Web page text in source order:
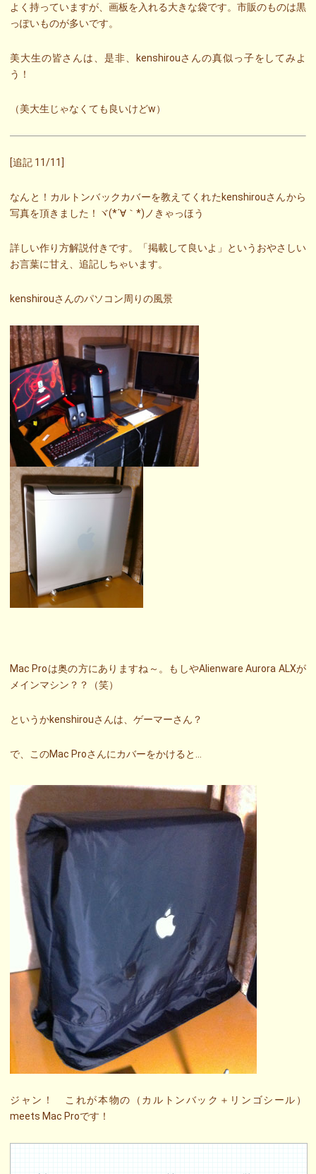
よく持っていますが、画板を入れる大きな袋です。市販のものは黒
っぽいものが多いです。
美大生の皆さんは、是非、kenshirouさんの真似っ子をしてみよ
う！
（美大生じゃなくても良いけどw）
[追記 11/11]
なんと！カルトンバックカバーを教えてくれたkenshirouさんから
写真を頂きました！ヾ(*´∀｀*)ノきゃっほう
詳しい作り方解説付きです。「掲載して良いよ」というおやさしい
お言葉に甘え、追記しちゃいます。
kenshirouさんのパソコン周りの風景
Mac Proは奥の方にありますね～。もしやAlienware Aurora ALXが
メインマシン？？（笑）
というかkenshirouさんは、ゲーマーさん？
で、このMac Proさんにカバーをかけると…
ジャン！ これが本物の（カルトンバック＋リンゴシール）
meets Mac Proです！